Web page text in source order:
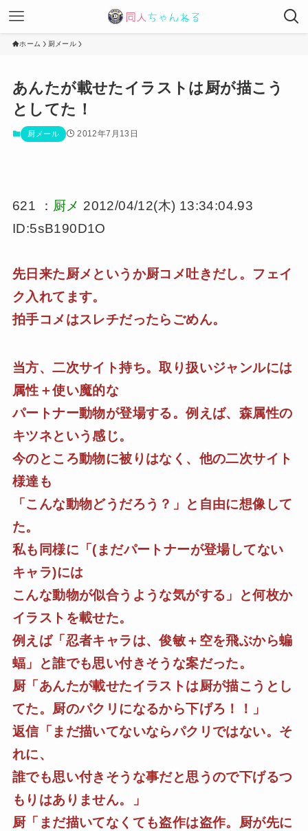
ホーム 厨メール
あんたが載せたイラストは厨が描こう
としてた！
厨メール 2012年7月13日
621 ： 厨メ 2012/04/12(木) 13:34:04.93
ID:5sB190D1O
先日来た厨メというか厨コメ吐きだし。フェイ
ク入れてます。
拍手コメはスレチだったらごめん。
当方、二次サイト持ち。取り扱いジャンルには
属性＋使い魔的な
パートナー動物が登場する。例えば、森属性の
キツネという感じ。
今のところ動物に被りはなく、他の二次サイト
様達も
「こんな動物どうだろう？」と自由に想像して
た。
私も同様に「(まだパートナーが登場してない
キャラ)には
こんな動物が似合うような気がする」と何枚か
イラストを載せた。
例えば「忍者キャラは、俊敏＋空を飛ぶから蝙
蝠」と誰でも思い付きそうな案だった。
厨「あんたが載せたイラストは厨が描こうとし
てた。厨のパクリになるから下げろ！！」
返信「まだ描いてないならパクリではない。そ
れに、
誰でも思い付きそうな事だと思うので下げるつ
もりはありません。」
厨「まだ描いてなくても盗作は盗作。厨が先に